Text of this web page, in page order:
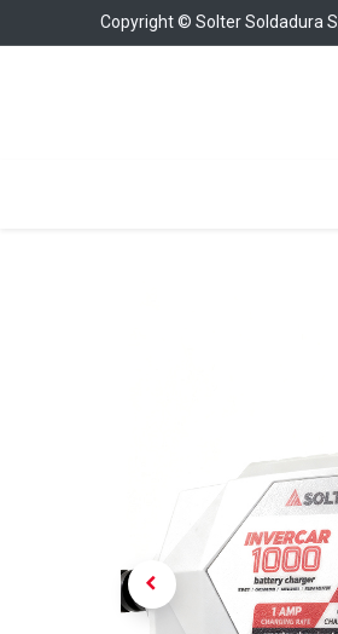
Copyright © Solter Soldadura SL